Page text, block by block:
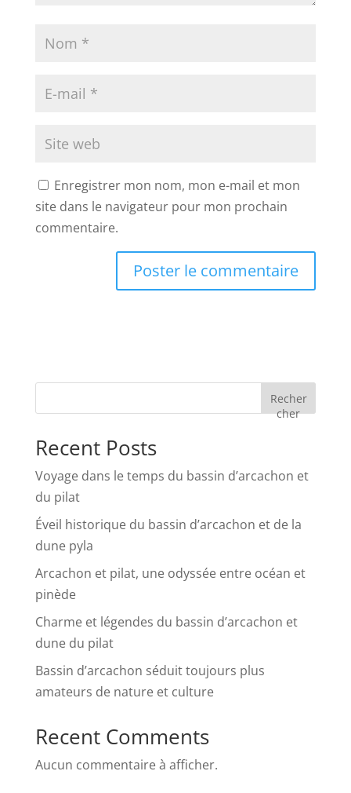
Enregistrer mon nom, mon e-mail et mon
site dans le navigateur pour mon prochain
commentaire.
Recher
cher
Recent Posts
Voyage dans le temps du bassin d’arcachon et
du pilat
Éveil historique du bassin d’arcachon et de la
dune pyla
Arcachon et pilat, une odyssée entre océan et
pinède
Charme et légendes du bassin d’arcachon et
dune du pilat
Bassin d’arcachon séduit toujours plus
amateurs de nature et culture
Recent Comments
Aucun commentaire à afficher.